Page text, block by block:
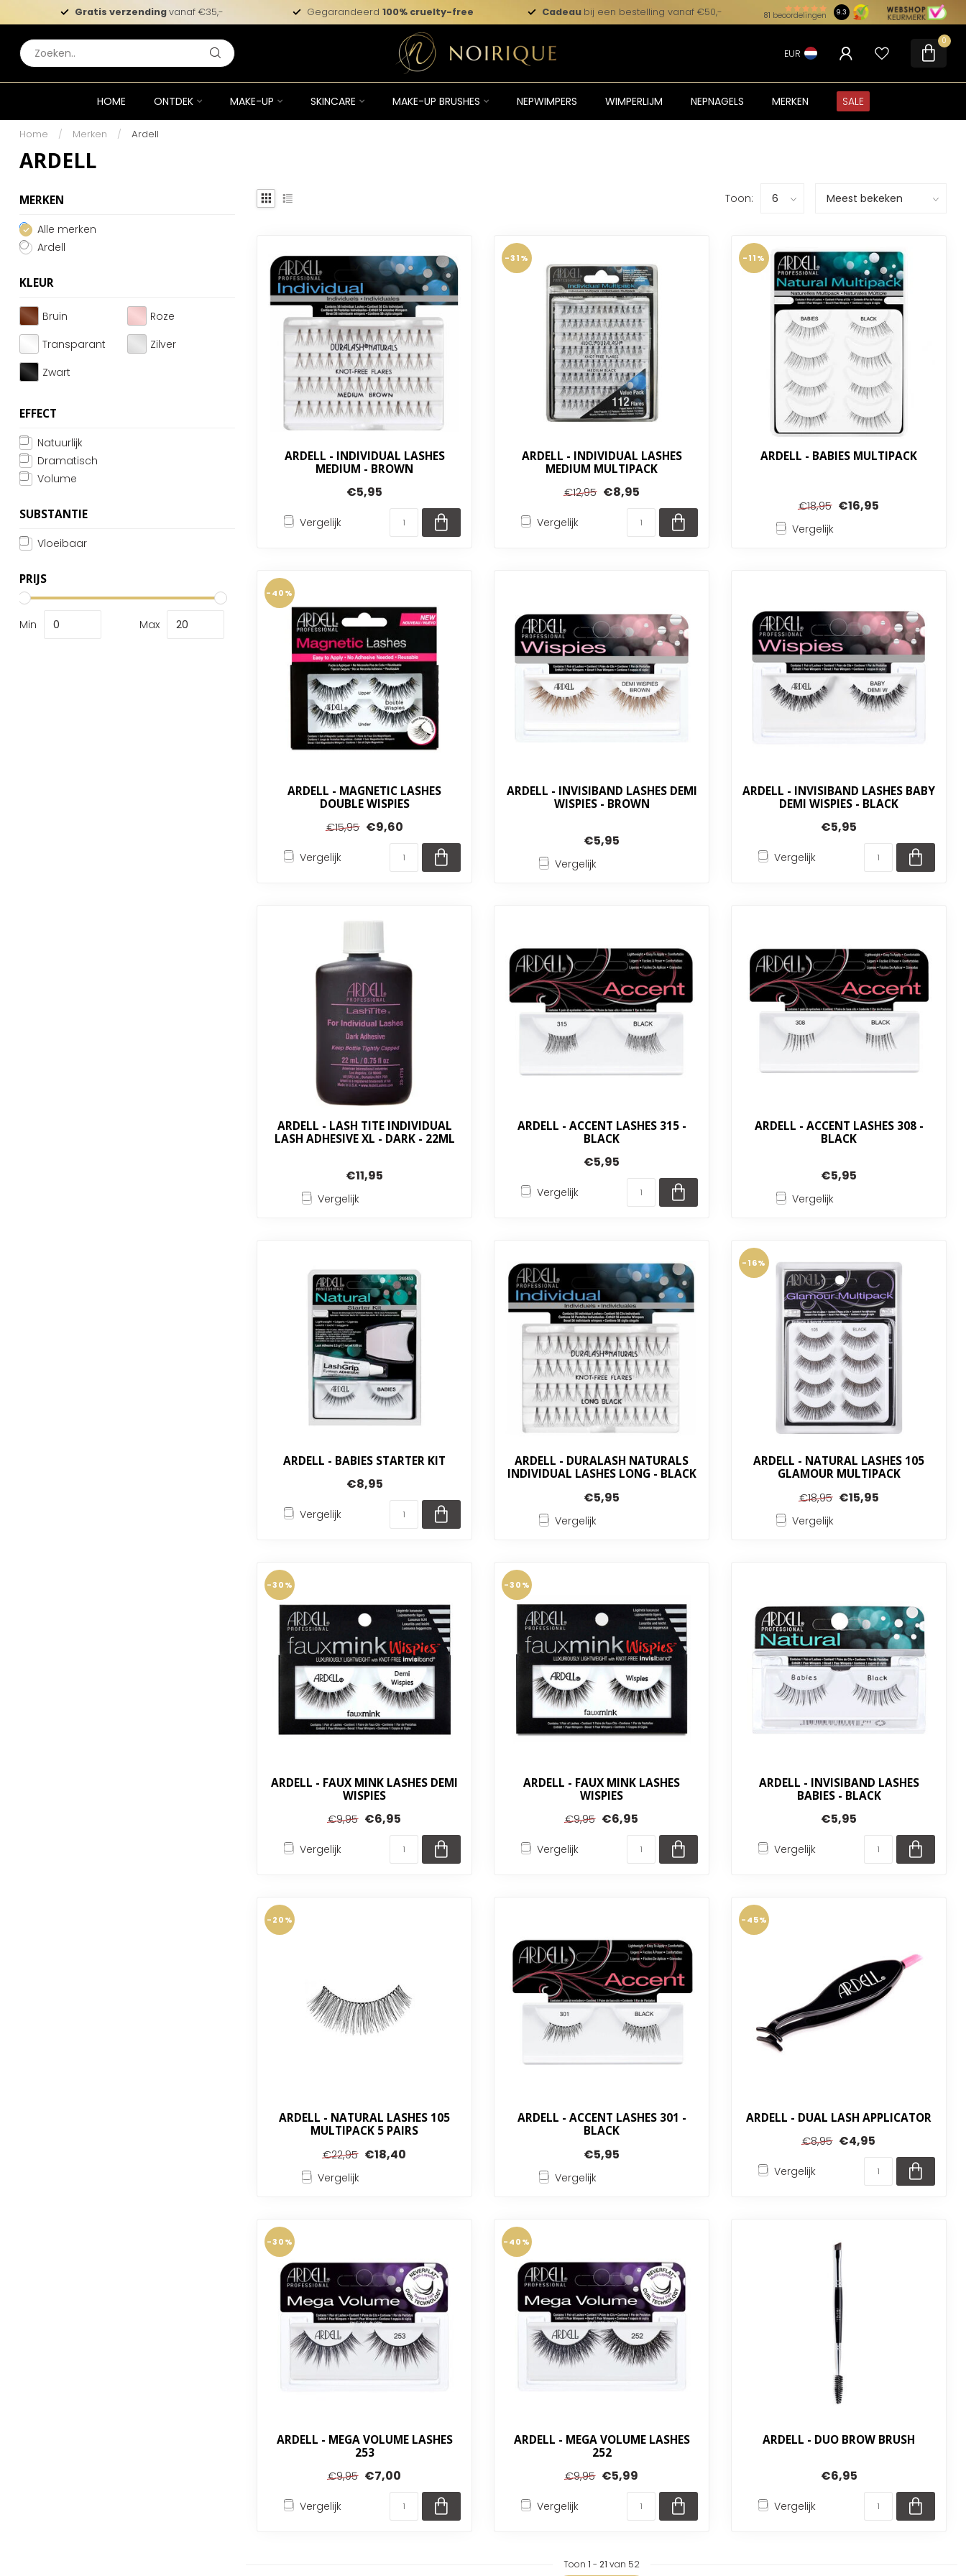
Gratis verzendingvanaf €35,- Gegarandeerd 100% cruelty-free Cadeau bij een bestelling vanaf €50,- 81 beoordelingen 9.3
EUR
0
HOME ONTDEK MAKE-UP SKINCARE MAKE-UP BRUSHES NEPWIMPERS WIMPERLIJM NEPNAGELS MERKEN SALE
Home / Merken / Ardell
ARDELL
MERKEN
Alle merken
Ardell
KLEUR
Bruin
Roze
Transparant
Zilver
Zwart
EFFECT
Natuurlijk
Dramatisch
Volume
SUBSTANTIE
Vloeibaar
PRIJS
Min Max
Toon:
ARDELL - INDIVIDUAL LASHES
MEDIUM - BROWN
€5,95
Vergelijk
-31%
ARDELL - INDIVIDUAL LASHES
MEDIUM MULTIPACK
€12,95 €8,95
Vergelijk
-11%
ARDELL - BABIES MULTIPACK
€18,95 €16,95
Vergelijk
-40%
ARDELL - MAGNETIC LASHES
DOUBLE WISPIES
€15,95 €9,60
Vergelijk
ARDELL - INVISIBAND LASHES DEMI
WISPIES - BROWN
€5,95
Vergelijk
ARDELL - INVISIBAND LASHES BABY
DEMI WISPIES - BLACK
€5,95
Vergelijk
ARDELL - LASH TITE INDIVIDUAL
LASH ADHESIVE XL - DARK - 22ML
€11,95
Vergelijk
ARDELL - ACCENT LASHES 315 -
BLACK
€5,95
Vergelijk
ARDELL - ACCENT LASHES 308 -
BLACK
€5,95
Vergelijk
ARDELL - BABIES STARTER KIT
€8,95
Vergelijk
ARDELL - DURALASH NATURALS
INDIVIDUAL LASHES LONG - BLACK
€5,95
Vergelijk
-16%
ARDELL - NATURAL LASHES 105
GLAMOUR MULTIPACK
€18,95 €15,95
Vergelijk
-30%
ARDELL - FAUX MINK LASHES DEMI
WISPIES
€9,95 €6,95
Vergelijk
-30%
ARDELL - FAUX MINK LASHES
WISPIES
€9,95 €6,95
Vergelijk
ARDELL - INVISIBAND LASHES
BABIES - BLACK
€5,95
Vergelijk
-20%
ARDELL - NATURAL LASHES 105
MULTIPACK 5 PAIRS
€22,95 €18,40
Vergelijk
ARDELL - ACCENT LASHES 301 -
BLACK
€5,95
Vergelijk
-45%
ARDELL - DUAL LASH APPLICATOR
€8,95 €4,95
Vergelijk
-30%
ARDELL - MEGA VOLUME LASHES
253
€9,95 €7,00
Vergelijk
-40%
ARDELL - MEGA VOLUME LASHES
252
€9,95 €5,99
Vergelijk
ARDELL - DUO BROW BRUSH
€6,95
Vergelijk
Toon 1 - 21 van 52